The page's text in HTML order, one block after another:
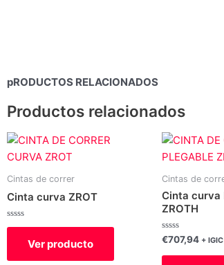
pRODUCTOS RELACIONADOS
Productos relacionados
Cintas de correr
Cinta curva ZROT
Valorado
5
Ver producto
Cintas de
Cinta curva
ZROTH
Valorado
0
€707,94 + IGIC